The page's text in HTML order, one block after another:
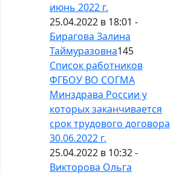
июнь 2022 г.
25.04.2022 в 18:01 -
Бирагова Залина
Таймуразовна145
Список работников
ФГБОУ ВО СОГМА
Минздрава России у
которых заканчивается
срок трудового договора
30.06.2022 г.
25.04.2022 в 10:32 -
Викторова Ольга